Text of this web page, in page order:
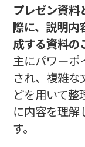
プレゼン資料
際に、説明内
成する資料の
主にパワーポ
され、複雑
どを用いて整
に内容を理解
す。